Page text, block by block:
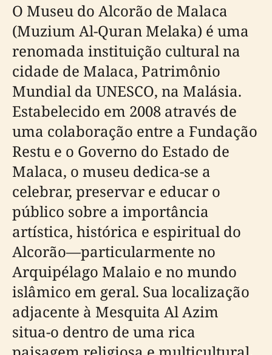
O Museu do Alcorão de Malaca
(Muzium Al-Quran Melaka) é uma
renomada instituição cultural na
cidade de Malaca, Patrimônio
Mundial da UNESCO, na Malásia.
Estabelecido em 2008 através de
uma colaboração entre a Fundação
Restu e o Governo do Estado de
Malaca, o museu dedica-se a
celebrar, preservar e educar o
público sobre a importância
artística, histórica e espiritual do
Alcorão—particularmente no
Arquipélago Malaio e no mundo
islâmico em geral. Sua localização
adjacente à Mesquita Al Azim
situa-o dentro de uma rica